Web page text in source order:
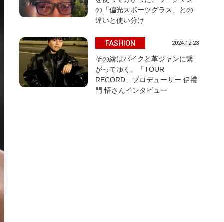
の「偏光スポーツグラス」との
違いと使い分け
FASHION 2024.12.23
その縁はバイクと革ジャンに繋
がってゆく。「TOUR
RECORD」プロデューサー 伊禮
門 悟さんインタビュー